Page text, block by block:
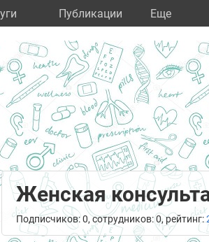
Публикации Eще
Женская
Подписчиков: 0, сотрудников: 0, рейтинг: